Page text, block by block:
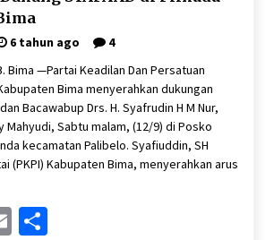
6 tahun ago
4
Bima —Partai Keadilan Dan Persatuan
Bima menyerahkan dukungan
Bacawabup Drs. H. Syafrudin H M Nur,
Mahyudi, Sabtu malam, (12/9) di Posko
kecamatan Palibelo. Syafiuddin, SH
(PKPI) Kabupaten Bima, menyerahkan arus
EmailShare